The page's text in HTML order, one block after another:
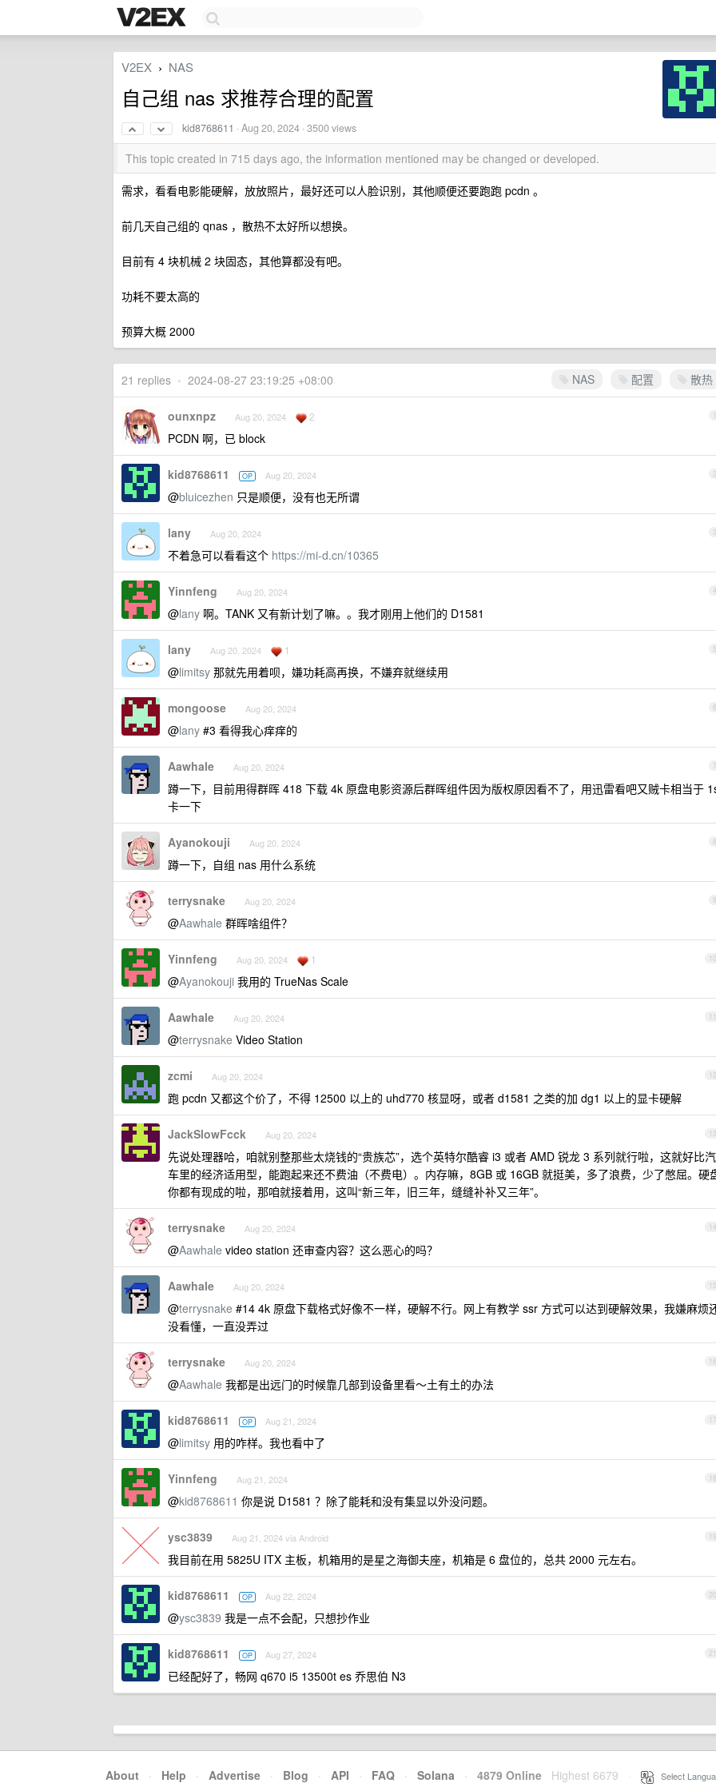
V2EX › NAS
自己组 nas 求推荐合理的配置
kid8768611 ·Aug 20, 2024 · 3500 views
This topic created in 715 days ago, the information mentioned may be changed or developed.
需求，看看电影能硬解，放放照片，最好还可以人脸识别，其他顺便还要跑跑 pcdn 。
前几天自己组的 qnas ，散热不太好所以想换。
目前有 4 块机械 2 块固态，其他算都没有吧。
功耗不要太高的
预算大概 2000
NAS 配置 散热
21 replies • 2024-08-27 23:19:25 +08:00
1
ounxnpz Aug 20, 2024 2
PCDN 啊，已 block
2
kid8768611 OP Aug 20, 2024
@bluicezhen 只是顺便，没有也无所谓
3
lany Aug 20, 2024
不着急可以看看这个 https://mi-d.cn/10365
4
Yinnfeng Aug 20, 2024
@lany 啊。TANK 又有新计划了嘛。。我才刚用上他们的 D1581
5
lany Aug 20, 2024 1
@limitsy 那就先用着呗，嫌功耗高再换，不嫌弃就继续用
6
mongoose Aug 20, 2024
@lany #3 看得我心痒痒的
7
Aawhale Aug 20, 2024
蹲一下，目前用得群晖 418 下载 4k 原盘电影资源后群晖组件因为版权原因看不了，用迅雷看吧又贼卡相当于
卡一下
8
Ayanokouji Aug 20, 2024
蹲一下，自组 nas 用什么系统
9
terrysnake Aug 20, 2024
@Aawhale 群晖啥组件？
10
Yinnfeng Aug 20, 2024 1
@Ayanokouji 我用的 TrueNas Scale
11
Aawhale Aug 20, 2024
@terrysnake Video Station
12
zcmi Aug 20, 2024
跑 pcdn 又都这个价了，不得 12500 以上的 uhd770 核显呀，或者 d1581 之类的加 dg1 以上的显卡硬解
13
JackSlowFcck Aug 20, 2024
先说处理器哈，咱就别整那些太烧钱的“贵族芯”，选个英特尔酷睿 i3 或者 AMD 锐龙 3 系列就行啦，这就好比汽
车里的经济适用型，能跑起来还不费油（不费电）。内存嘛，8GB 或 16GB 就挺美，多了浪费，少了憋屈。硬
你都有现成的啦，那咱就接着用，这叫“新三年，旧三年，缝缝补补又三年”。
14
terrysnake Aug 20, 2024
@Aawhale video station 还审查内容？这么恶心的吗？
15
Aawhale Aug 20, 2024
@terrysnake #14 4k 原盘下载格式好像不一样，硬解不行。网上有教学 ssr 方式可以达到硬解效果，我嫌麻烦
没看懂，一直没弄过
16
terrysnake Aug 20, 2024
@Aawhale 我都是出远门的时候靠几部到设备里看～土有土的办法
17
kid8768611 OP Aug 21, 2024
@limitsy 用的咋样。我也看中了
18
Yinnfeng Aug 21, 2024
@kid8768611 你是说 D1581 ？除了能耗和没有集显以外没问题。
19
ysc3839 Aug 21, 2024 via Android
我目前在用 5825U ITX 主板，机箱用的是星之海御夫座，机箱是 6 盘位的，总共 2000 元左右。
20
kid8768611 OP Aug 22, 2024
@ysc3839 我是一点不会配，只想抄作业
21
kid8768611 OP Aug 27, 2024
已经配好了，畅网 q670 i5 13500t es 乔思伯 N3
About · Help · Advertise · Blog · API · FAQ · Solana · 4879 Online Highest 6679 Select